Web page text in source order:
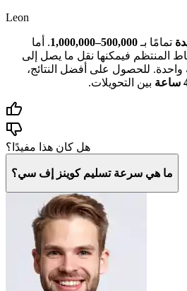
Leon
تمامًا بـ 500,000–1,000,000
. أما
المنتظم فيمكنها نقل ما يصل إلى
دفعة واحدة. للحصول على أفضل النتائج،
بين التحويلات.
هل كان هذا مفيدًا؟
ما هي سرعة تسليم كوينز إف سي؟